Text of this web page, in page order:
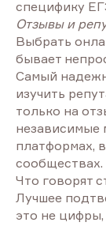
специфику
Отзывы и
Выбрать
бывает
Самый
изучить
только на
независимые
платформах,
сообществах.
Что говорят
Лучшее
это не